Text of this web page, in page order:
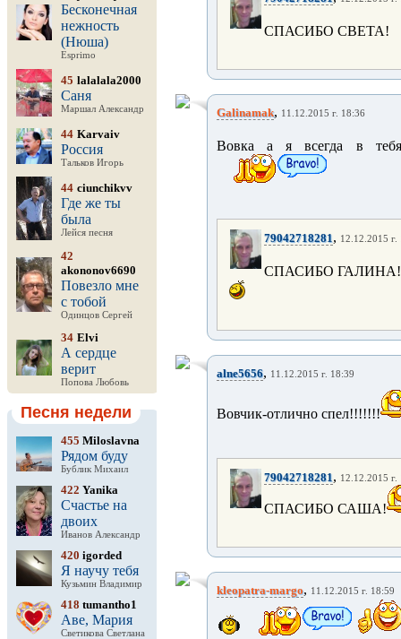
Бесконечная
нежность
(Нюша)
Esprimo
45 lalalala2000
Саня
Маршал Александр
44 Karvaiv
Россия
Тальков Игорь
44 ciunchikvv
Где же ты
была
Лейся песня
42
akononov6690
Повезло мне
с тобой
Одинцов Сергей
34 Elvi
А сердце
верит
Попова Любовь
Песня недели
455 Miloslavna
Рядом буду
Бублик Михаил
422 Yanika
Счастье на
двоих
Иванов Александр
420 igorded
Я научу тебя
Кузьмин Владимир
418 tumantho1
Аве, Мария
Светикова Светлана
СПАСИБО СВЕТА!
Galinamak, 11.12.2015 г. 18:36
Вовка а я всегда в
79042718281, 12.12.2015 г.
СПАСИБО ГАЛИНА!
alne5656, 11.12.2015 г. 18:39
Вовчик-отлично спел!!!!!!!
79042718281, 12.12.2015 г.
СПАСИБО САША!
kleopatra-margo, 11.12.2015 г. 18:59